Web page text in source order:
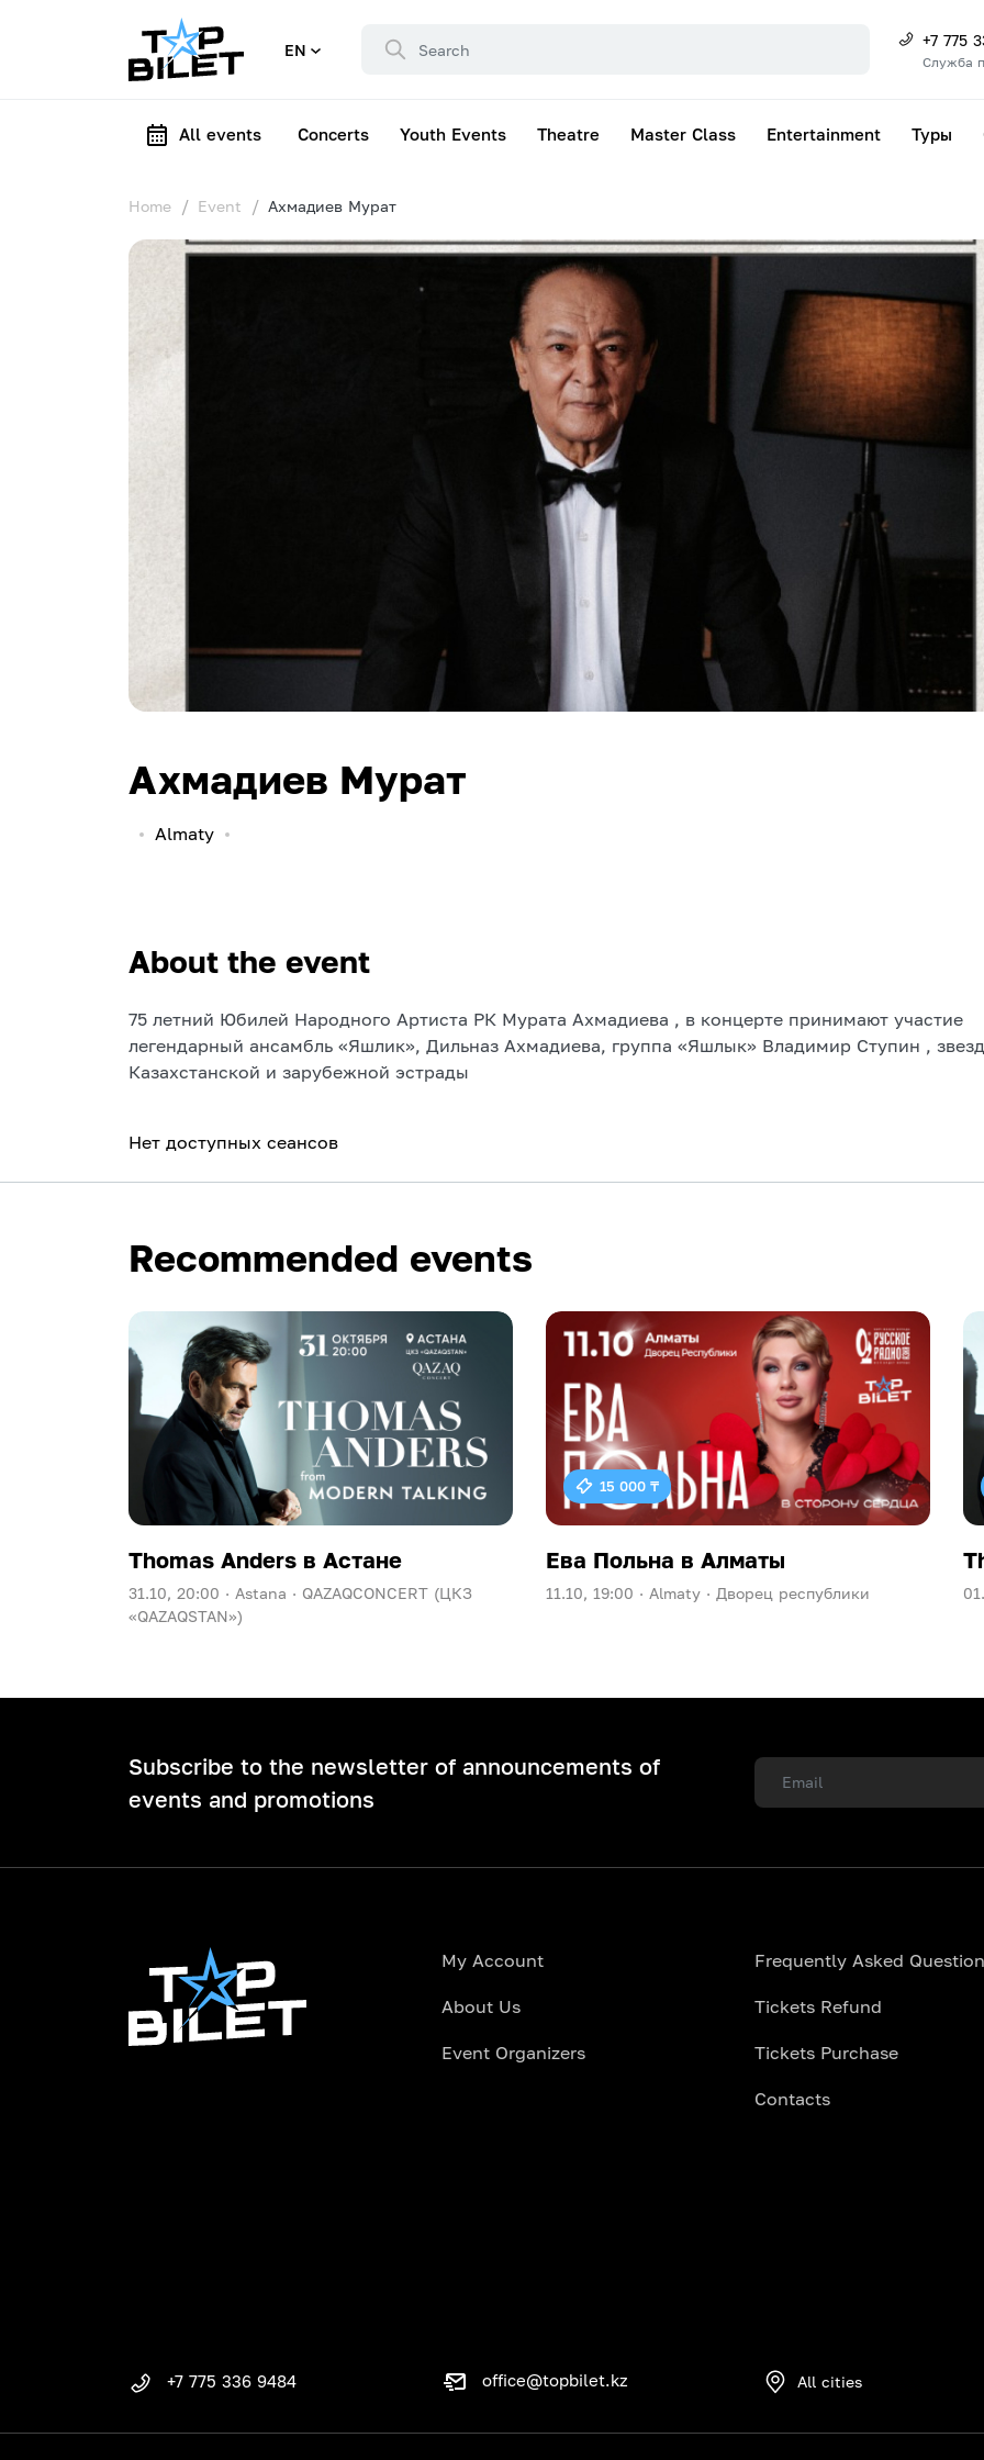
EN +7 775
Служба
All events Concerts Youth Events Theatre Master Class Entertainment Туры
Home Event Ахмадиев Мурат
Ахмадиев Мурат
Almaty
About the event
75 летний Юбилей Народного Артиста РК Мурата Ахмадиева , в концерте принимают участие
легендарный ансамбль «Яшлик», Дильназ Ахмадиева, группа «Яшлык» Владимир Ступин ,
Казахстанской и зарубежной эстрады
Нет доступных сеансов
Recommended events
Thomas Anders в Астане
31.10, 20:00 · Astana · QAZAQCONCERT (ЦКЗ
«QAZAQSTAN»)
15 000 ₸
Ева Польна в Алматы
11.10, 19:00 · Almaty · Дворец республики
Subscribe to the newsletter of announcements of
events and promotions
My Account
About Us
Event Organizers
Frequently Asked
Tickets Refund
Tickets Purchase
Contacts
+7 775 336 9484 office@topbilet.kz All cities